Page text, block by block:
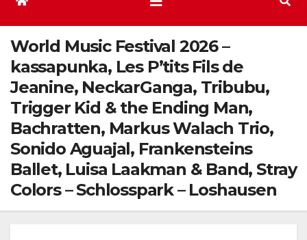
World Music Festival 2026 –
kassapunka, Les P’tits Fils de
Jeanine, NeckarGanga, Tribubu,
Trigger Kid & the Ending Man,
Bachratten, Markus Walach Trio,
Sonido Aguajal, Frankensteins
Ballet, Luisa Laakman & Band, Stray
Colors – Schlosspark – Loshausen